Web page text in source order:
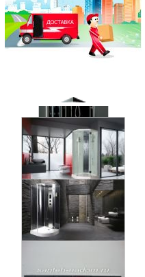
Душевая кабина Timo T-1170
170x88см
82300.00 руб.
Душевая кабина Timo Puro
Душевая кабина Timo T-1102
120x85см (L/R)
65500.00 руб.
Душевая кабина Timo Elta
90x90см
96600.00 руб.
Душевая кабина Timo Armo
126000.00 руб.